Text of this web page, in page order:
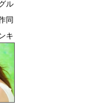
ル
同
キ
イ